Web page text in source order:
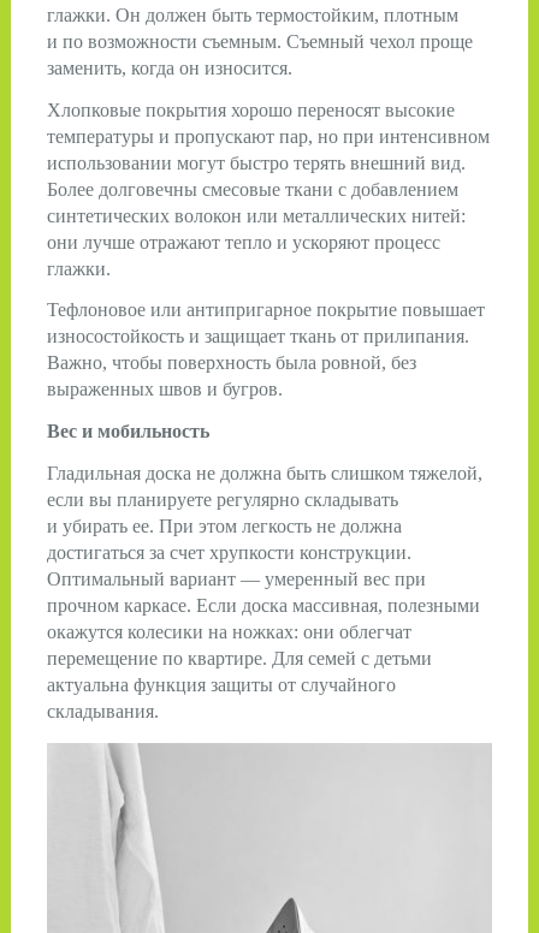
глажки. Он должен быть термостойким, плотным
и по возможности съемным. Съемный чехол проще
заменить, когда он износится.
Хлопковые покрытия хорошо переносят высокие
температуры и пропускают пар, но при интенсивном
использовании могут быстро терять внешний вид.
Более долговечны смесовые ткани с добавлением
синтетических волокон или металлических нитей:
они лучше отражают тепло и ускоряют процесс
глажки.
Тефлоновое или антипригарное покрытие повышает
износостойкость и защищает ткань от прилипания.
Важно, чтобы поверхность была ровной, без
выраженных швов и бугров.
Вес и мобильность
Гладильная доска не должна быть слишком тяжелой,
если вы планируете регулярно складывать
и убирать ее. При этом легкость не должна
достигаться за счет хрупкости конструкции.
Оптимальный вариант — умеренный вес при
прочном каркасе. Если доска массивная, полезными
окажутся колесики на ножках: они облегчат
перемещение по квартире. Для семей с детьми
актуальна функция защиты от случайного
складывания.